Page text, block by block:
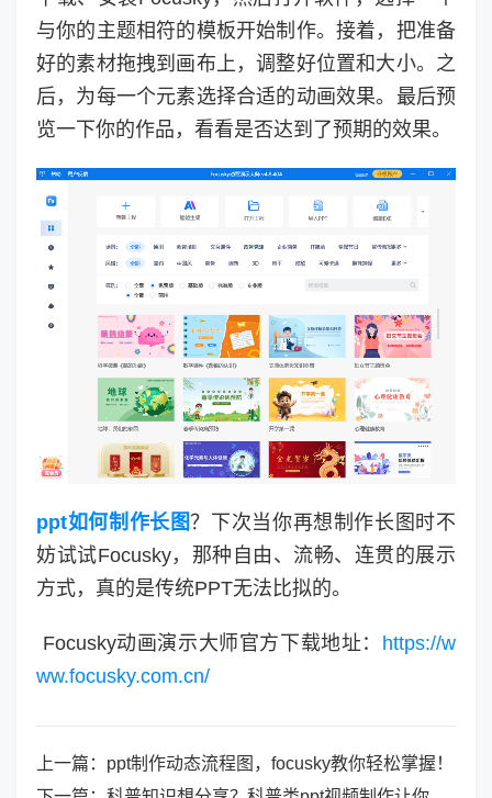
与你的主题相符的模板开始制作。接着，把准备
好的素材拖拽到画布上，调整好位置和大小。之
后，为每一个元素选择合适的动画效果。最后预
览一下你的作品，看看是否达到了预期的效果。
ppt如何制作长图？下次当你再想制作长图时不
妨试试Focusky，那种自由、流畅、连贯的展示
方式，真的是传统PPT无法比拟的。
Focusky动画演示大师官方下载地址： https://w
ww.focusky.com.cn/
上一篇： ppt制作动态流程图，focusky教你轻松掌握​！